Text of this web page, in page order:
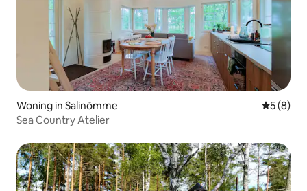
Woning in Salinõmme
5 (8)
Sea Country Atelier